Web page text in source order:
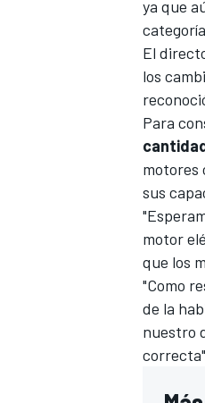
ya que
El
los
Para
motores
sus
motor
que los
"Como
de la
nuestro